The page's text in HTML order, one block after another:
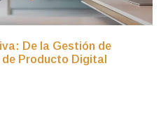
De la Gestión de
Producto Digital